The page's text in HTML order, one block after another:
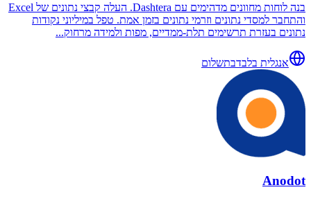
בנה לוחות מחוונים מדהימים עם Dashtera. העלה קבצי נתונים של Excel
והתחבר למסדי נתונים וזרמי נתונים בזמן אמת. טפל במיליוני נקודות
נתונים בעזרת תרשימים תלת-ממדיים, מפות ולמידה מרחוק...
אנגלית בלבדבתשלום
Anodot